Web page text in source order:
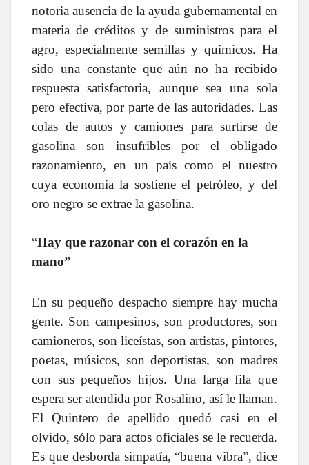
notoria ausencia de la ayuda gubernamental en
materia de créditos y de suministros para el
agro, especialmente semillas y químicos. Ha
sido una constante que aún no ha recibido
respuesta satisfactoria, aunque sea una sola
pero efectiva, por parte de las autoridades. Las
colas de autos y camiones para surtirse de
gasolina son insufribles por el obligado
razonamiento, en un país como el nuestro
cuya economía la sostiene el petróleo, y del
oro negro se extrae la gasolina.
“Hay que razonar con el corazón en la
mano”
En su pequeño despacho siempre hay mucha
gente. Son campesinos, son productores, son
camioneros, son liceístas, son artistas, pintores,
poetas, músicos, son deportistas, son madres
con sus pequeños hijos. Una larga fila que
espera ser atendida por Rosalino, así le llaman.
El Quintero de apellido quedó casi en el
olvido, sólo para actos oficiales se le recuerda.
Es que desborda simpatía, “buena vibra”, dice